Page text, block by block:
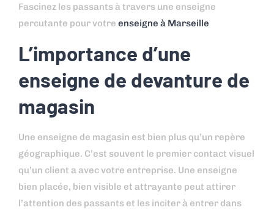
Fascinez les passants à travers une enseigne
percutante pour votre enseigne à Marseille
L’importance d’une
enseigne de devanture de
magasin
Une enseigne de magasin est bien plus qu’un repère
géographique. C’est souvent le premier contact visuel
qu’un client a avec votre entreprise. Une enseigne
bien placée, bien visible et attrayante peut attirer
l’attention des passants et les inciter à entrer dans